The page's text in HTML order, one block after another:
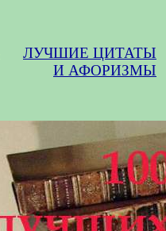
ЛУЧШИЕ ЦИТАТЫ
И АФОРИЗМЫ